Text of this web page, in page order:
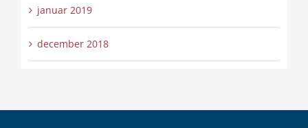
januar 2019
december 2018